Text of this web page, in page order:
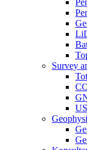
Survey